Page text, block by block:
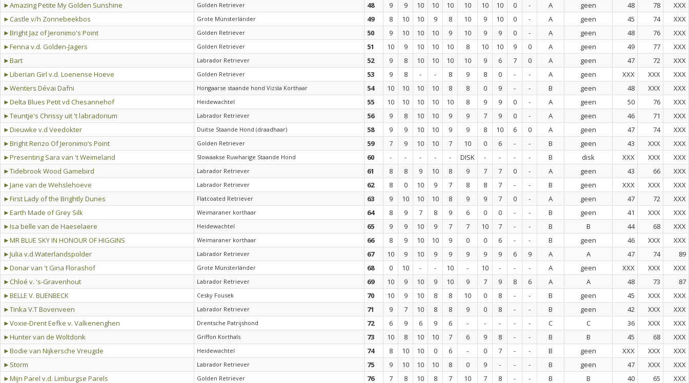
►Amazing Petite My Golden Sunshine
Golden Retriever 48 9 9 10 10 10 10 10 10 0 - A geen 48 78
XXX
►Castle v/h Zonnebeekbos
Grote Münsterländer 49 8 10 10 9 8 10 9 10 0 - A geen 45 74
XXX
►Bright Jaz of Jeronimo's Point
Golden Retriever 50 9 10 10 10 9 10 9 9 0 - A geen 48 76
XXX
►Fenna v.d. Golden-Jagers
Golden Retriever 51 10 9 10 10 10 8 10 10 9 0 A geen 49 77
XXX
►Bart
Labrador Retriever 52 9 8 10 10 10 10 9 6 7 0 A geen 47 72
XXX
►Liberian Girl v.d. Loenense Hoeve
Golden Retriever 53 9 8 - - 8 9 8 0 - - A geen XXX XXX
XXX
►Wenters Dévai Dafni
Hongaarse staande hond Vizsla Korthaar 54 10 10 10 10 8 8 0 9 - - B geen 48 XXX
XXX
►Delta Blues Petit vd Chesannehof
Heidewachtel 55 10 10 10 10 10 8 9 9 0 - A geen 50 76
XXX
►Teuntje's Chrissy uit 't labradorium
Labrador Retriever 56 9 8 10 10 9 9 7 9 0 - A geen 46 71
XXX
►Dieuwke v.d Veedokter
Duitse Staande Hond (draadhaar) 58 9 9 10 10 9 9 8 10 6 0 A geen 47 74
XXX
►Bright Renzo Of Jeronimo’s Point
Golden Retriever 59 7 9 10 10 7 10 0 6 - - B geen 43 XXX
XXX
►Presenting Sara van 't Weimeland
Slowaakse Ruwharige Staande Hond 60 - - - - - DISK - - - - B disk XXX XXX
XXX
►Tidebrook Wood Gamebird
Labrador Retriever 61 8 8 9 10 8 9 7 7 0 - A geen 43 66
XXX
►Jane van de Wehslehoeve
Labrador Retriever 62 8 0 10 9 7 8 8 7 - - B geen XXX XXX
XXX
►First Lady of the Brightly Dunes
Flatcoated Retriever 63 9 10 10 10 8 9 9 7 0 - A geen 47 72
XXX
►Earth Made of Grey Silk
Weimaraner korthaar 64 8 9 7 8 9 6 0 0 - - B geen 41 XXX
XXX
►Isa belle van de Haeselaere
Heidewachtel 65 9 9 10 9 7 7 10 7 - - B B 44 68
XXX
►MR BLUE SKY IN HONOUR OF HIGGINS
Weimaraner korthaar 66 8 9 10 10 9 0 0 6 - - B geen 46 XXX
XXX
►Julia v.d.Waterlandspolder
Labrador Retriever 67 10 9 10 9 9 9 9 9 6 9 A A 47 74
89
►Donar van 't Gina Florashof
Grote Münsterländer 68 0 10 - - 10 - 10 - - - A geen XXX XXX
XXX
►Chloé v. 's-Gravenhout
Labrador Retriever 69 10 9 10 9 10 9 7 9 8 6 A A 48 73
87
►BELLE V. BLIËNBECK
Cesky Fousek 70 10 9 10 8 8 10 0 8 - - B geen 45 XXX
XXX
►Tinka V.T Bovenveen
Labrador Retriever 71 9 7 10 8 8 9 0 8 - - B geen 42 XXX
XXX
►Voxie-Drent Eefke v. Valkenenghen
Drentsche Patrijshond 72 6 9 6 9 6 - - - - - C C 36 XXX
XXX
►Hunter van de Woltdonk
Griffon Korthals 73 10 8 10 10 7 6 9 8 - - B B 45 68
XXX
►Bodie van Nijkersche Vreugde
Heidewachtel 74 8 10 10 0 6 - 0 7 - - B geen XXX XXX
XXX
►Storm
Labrador Retriever 75 9 10 10 10 8 0 9 - - - B geen 47 XXX
XXX
►Mijn Parel v.d. Limburgse Parels
Golden Retriever 76 7 8 10 8 7 10 7 8 - - B B 40 65 XXX